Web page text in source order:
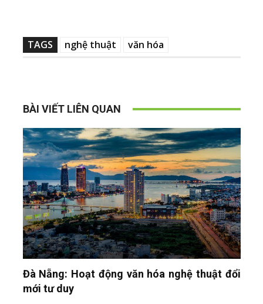
TAGS nghệ thuật văn hóa
BÀI VIẾT LIÊN QUAN
Đà Nẵng: Hoạt động văn hóa nghệ thuật đổi
mới tư duy